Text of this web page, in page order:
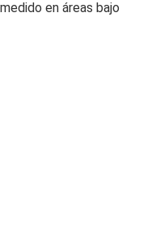
en áreas bajo